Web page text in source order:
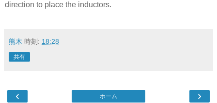
direction to place the inductors.
熊木 時刻: 18:28
共有
‹ ›
ホーム